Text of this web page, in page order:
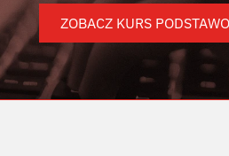
ZOBACZ KURS